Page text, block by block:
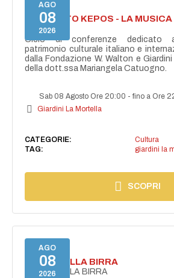
AGO
08
2026
PROGETTO KEPOS - LA
GRECO
Ciclo di conferenze dedicato
patrimonio culturale italiano e
dalla Fondazione W. Walton e
della dott.ssa Mariangela Catuogno.
Sab 08 Agosto Ore 20:00 -fino a Ore
Giardini La Mortella
CATEGORIE:
Cultura
TAG:
giardini la
SCOPRI
AGO
08
2026
FESTA DELLA BIRRA
FESTA DELLA BIRRA